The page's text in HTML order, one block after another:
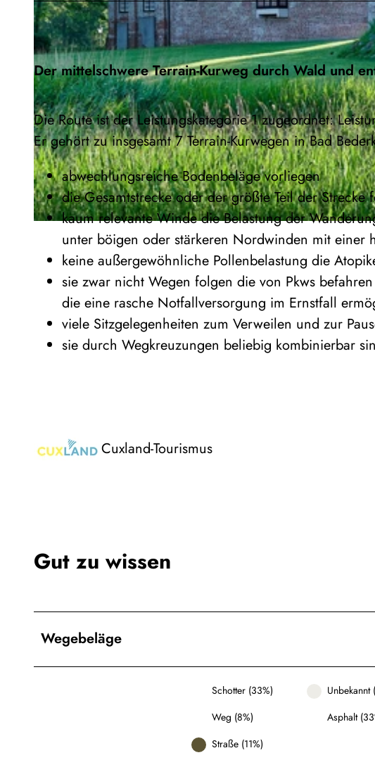
Der mittelschwere Terrain-Kurweg durch Wald und
Die Route ist der Leistungskategorie 1 zugeordnet:
Er gehört zu insgesamt 7 Terrain-Kurwegen in Bad
abwechlungsreiche Bodenbeläge vorliegen
die Gesamtstrecke oder der größte Teil der
kaum relevante Winde die Belastung der
unter böigen oder stärkeren Nordwinden mit einer
keine außergewöhnliche Pollenbelastung die
sie zwar nicht Wegen folgen die von Pkws
die eine rasche Notfallversorgung im Ernstfall
viele Sitzgelegenheiten zum Verweilen und zur
sie durch Wegkreuzungen beliebig kombinierbar
Cuxland-Tourismus
Gut zu wissen
Wegebeläge
Schotter (33%)
Unbekannt
Weg (8%)
Asphalt
Straße (11%)